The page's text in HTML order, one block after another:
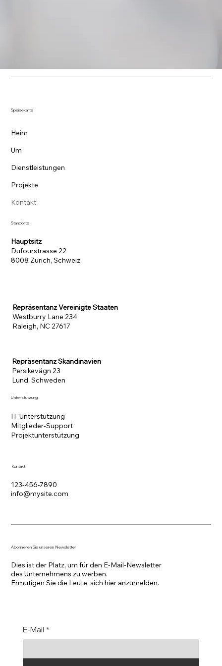
Heim
Um
Dienstleistungen
Projekte
Kontakt
Speisekarte
Standorte
Hauptsitz
Dufourstrasse 22
8008 Zürich, Schweiz
Repräsentanz Vereinigte Staaten
Westburry Lane 234
Raleigh, NC 27617
Repräsentanz Skandinavien
Persikevägn 23
Lund, Schweden
IT-Unterstützung
Mitglieder-Support
Projektunterstützung
Unterstützung
123-456-7890
info@mysite.com
Kontakt
Abonnieren Sie unseren Newsletter
Dies ist der Platz, um für den E-Mail-Newsletter
des Unternehmens zu werben.
Ermutigen Sie die Leute, sich hier anzumelden.
E-Mail *